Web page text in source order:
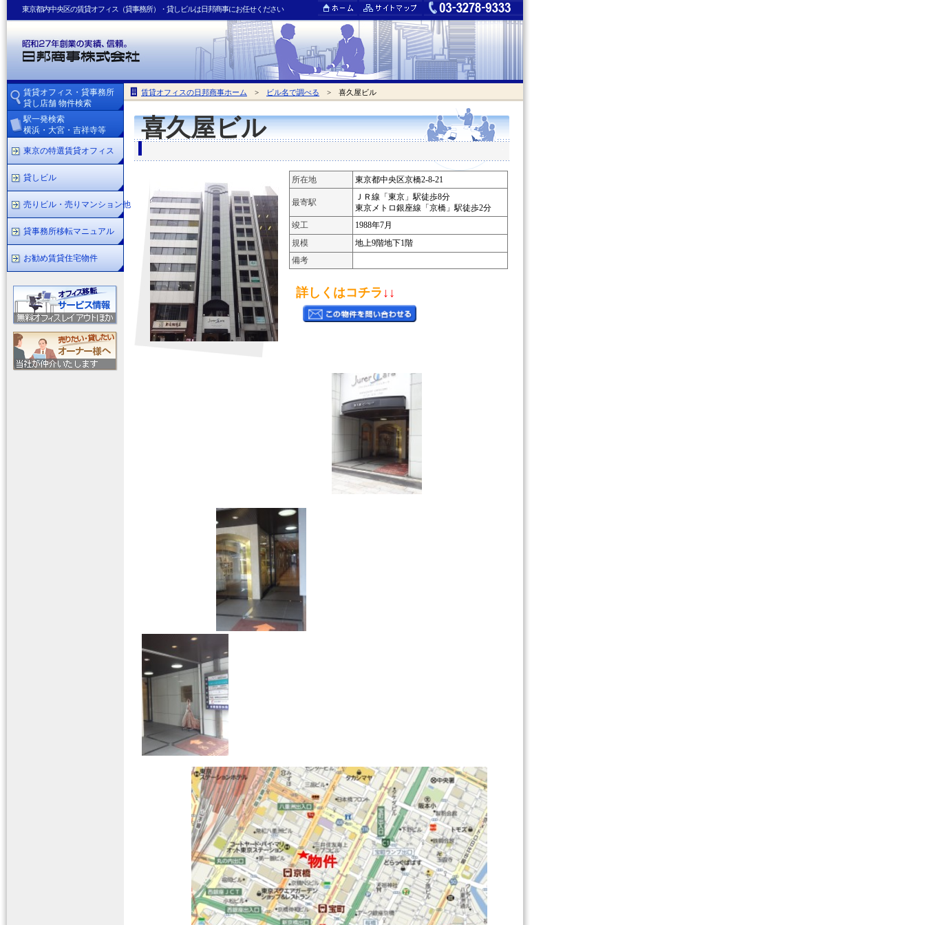
東京都内中央区の賃貸オフィス（貸事務所）・貸しビルは日邦商事にお任せください
賃貸オフィスの日邦商事ホーム > ビル名で調べる > 喜久屋ビル
喜久屋ビル
所在地 東京都中央区京橋2-8-21
最寄駅
ＪＲ線「東京」駅徒歩8分
東京メトロ銀座線「京橋」駅徒歩2分
竣工
1988年7月
規模
地上9階地下1階
備考
詳しくはコチラ ↓↓
賃貸オフィス・貸事務所
貸し店舗 物件検索
駅一発検索
横浜・大宮・吉祥寺等
東京の特選賃貸オフィス
貸しビル
売りビル・売りマンション他
貸事務所移転マニュアル
お勧め賃貸住宅物件